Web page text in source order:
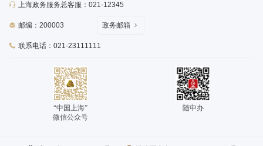
上海政务服务总客服：021-12345
邮编：200003
联系电话：021-23111111
政务邮箱
“中国上海”
微信公众号
随申办